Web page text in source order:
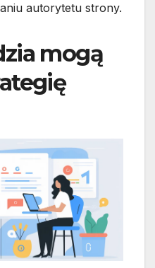
autorytetu strony.
mogą